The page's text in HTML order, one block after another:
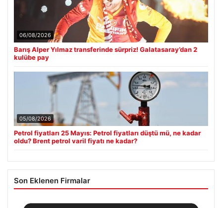
06/08/2026
Barış Alper Yılmaz transferinde sürpriz! Galatasaray’dan 2
kulübe pay
05/08/2026
Petrol fiyatları 25 Mayıs: Petrol fiyatları düştü mü, ne kadar
oldu? Brent petrol varil fiyatı ne kadar?
Son Eklenen Firmalar